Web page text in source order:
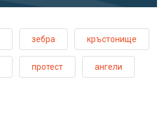
зебра кръстонище
протест ангели